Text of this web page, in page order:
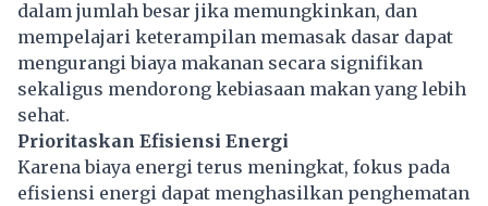
dalam jumlah besar jika memungkinkan, dan
mempelajari keterampilan memasak dasar dapat
mengurangi biaya makanan secara signifikan
sekaligus mendorong kebiasaan makan yang lebih
sehat.
Prioritaskan Efisiensi Energi
Karena biaya energi terus meningkat, fokus pada
efisiensi energi dapat menghasilkan penghematan